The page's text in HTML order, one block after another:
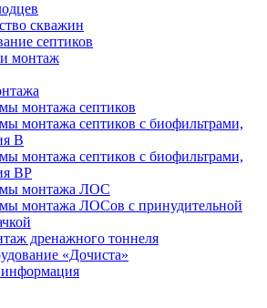
скважин
септиков
монтаж
монтажа септиков
монтажа септиков с биофильтрами,
В
монтажа септиков с биофильтрами,
BP
монтажа ЛОС
монтажа ЛОСов с принудительной
дренажного тоннеля
«Дочиста»